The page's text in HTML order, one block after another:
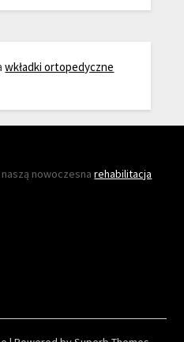
wkładki ortopedyczne
nowoczesnarehabilitacja